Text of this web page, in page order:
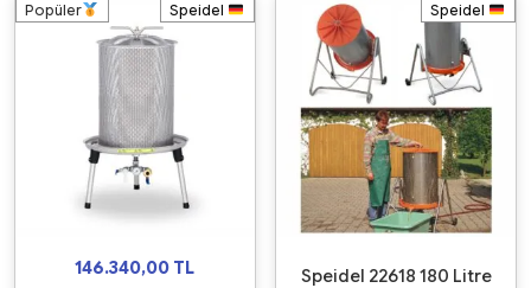
Speidel
Popüler
146.340,00 TL
Speidel
Speidel 22618 180 Litre